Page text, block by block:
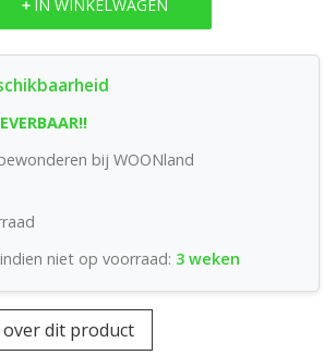
IN WINKELWAGEN
bij WOONland
niet op voorraad: 3 weken
dit product